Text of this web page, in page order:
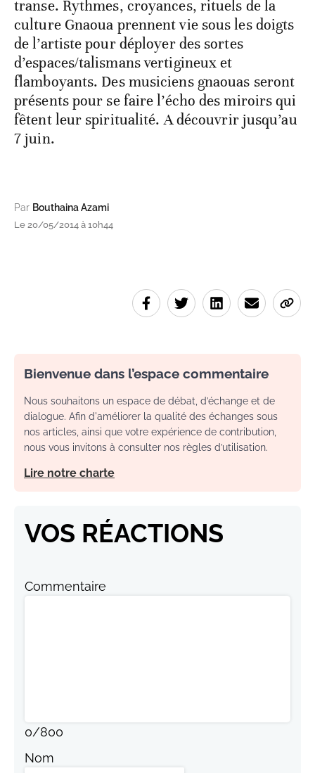
transe. Rythmes, croyances, rituels de la
culture Gnaoua prennent vie sous les doigts
de l’artiste pour déployer des sortes
d’espaces/talismans vertigineux et
flamboyants. Des musiciens gnaouas seront
présents pour se faire l’écho des miroirs qui
fêtent leur spiritualité. A découvrir jusqu’au
7 juin.
Par Bouthaina Azami
Le 20/05/2014 à 10h44
Bienvenue dans l’espace commentaire
Nous souhaitons un espace de débat, d’échange et de
dialogue. Afin d'améliorer la qualité des échanges sous
nos articles, ainsi que votre expérience de contribution,
nous vous invitons à consulter nos règles d’utilisation.
Lire notre charte
VOS RÉACTIONS
Commentaire
0/800
Nom